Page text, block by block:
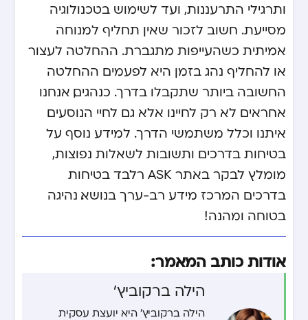
ותרגילי התרעננות, ועד לשימוש בטכנולוגיה
מסייעת. חשוב לזכור שאין תחליף למנוחה
אמיתית כשהעייפות מתגברת. ההחלטה לעצור
או להחליף נהג בזמן היא לפעמים ההחלטה
החשובה ביותר שתקבלו בדרך. כנהגים, אנחנו
אחראים לא רק לחיינו אלא גם לחיי הנוסעים
איתנו וכלל משתמשי הדרך. למידע נוסף על
בטיחות בדרכים ותשובות לשאלות נפוצות,
מומלץ לבקר באתר
ASK רלבד בטיחות
בדרכים המרכז מידע רב-ערך בנושא. נהיגה
בטוחה ומהנה!
אודות כותב המאמר:
הילה ברקוביץ'
הילה ברקוביץ' היא יועצת עסקית